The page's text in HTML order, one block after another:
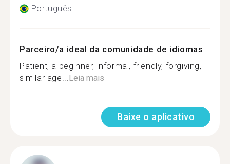
Português
Parceiro/a ideal da comunidade de idiomas
Patient, a beginner, informal, friendly, forgiving,
similar age...Leia mais
Baixe o aplicativo